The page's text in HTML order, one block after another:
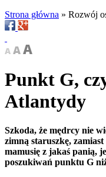
Strona główna » Rozwój
Punkt G,
Atlantydy
Szkoda, że mędrcy nie
zimną staruszkę,
mamusię z jakaś panią,
poszukiwań punktu G